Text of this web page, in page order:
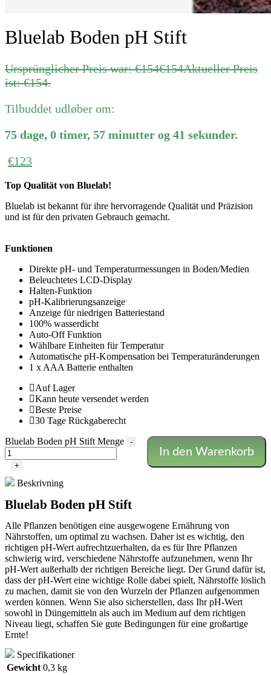
Bluelab Boden pH Stift
Ursprünglicher Preis war: €154€154Aktueller Preis
ist: €154.
Tilbuddet udløber om:
75 dage, 0 timer, 57 minutter og 41 sekunder.
€123
Top Qualität von Bluelab!
Bluelab ist bekannt für ihre hervorragende Qualität und Präzision
und ist für den privaten Gebrauch gemacht.
Funktionen
Direkte pH- und Temperaturmessungen in Boden/Medien
Beleuchtetes LCD-Display
Halten-Funktion
pH-Kalibrierungsanzeige
Anzeige für niedrigen Batteriestand
100% wasserdicht
Auto-Off Funktion
Wählbare Einheiten für Temperatur
Automatische pH-Kompensation bei Temperaturänderungen
1 x AAA Batterie enthalten
Auf Lager
Kann heute versendet werden
Beste Preise
30 Tage Rückgaberecht
Bluelab Boden pH Stift Menge
-
+
In den Warenkorb
Beskrivning
Bluelab Boden pH Stift
Alle Pflanzen benötigen eine ausgewogene Ernährung von
Nährstoffen, um optimal zu wachsen. Daher ist es wichtig, den
richtigen pH-Wert aufrechtzuerhalten, da es für Ihre Pflanzen
schwierig wird, verschiedene Nährstoffe aufzunehmen, wenn Ihr
pH-Wert außerhalb der richtigen Bereiche liegt. Der Grund dafür ist,
dass der pH-Wert eine wichtige Rolle dabei spielt, Nährstoffe löslich
zu machen, damit sie von den Wurzeln der Pflanzen aufgenommen
werden können. Wenn Sie also sicherstellen, dass Ihr pH-Wert
sowohl in Düngemitteln als auch im Medium auf dem richtigen
Niveau liegt, schaffen Sie gute Bedingungen für eine großartige
Ernte!
Specifikationer
Gewicht 0,3 kg